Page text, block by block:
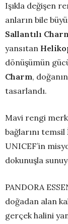
Işıkla değişen
anların bile
Sallantılı
yansıtan
dönüşümün
Charm,
tasarlandı.
Mavi rengi
bağlarını temsil
UNICEF’in
dokunuşla
PANDORA
doğadan alan
gerçek halini